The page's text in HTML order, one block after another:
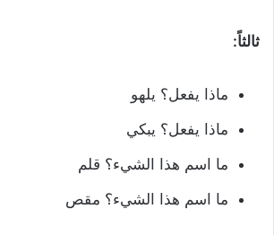
ثالثاً:
ماذا يفعل؟ يلهو
ماذا يفعل؟ يبكي
ما اسم هذا الشيء؟ قلم
ما اسم هذا الشيء؟ مقص